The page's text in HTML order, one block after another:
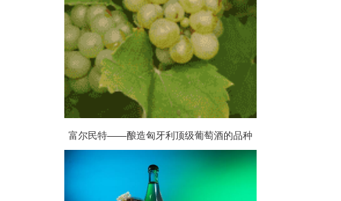
富尔民特——酿造匈牙利顶级葡萄酒的品种